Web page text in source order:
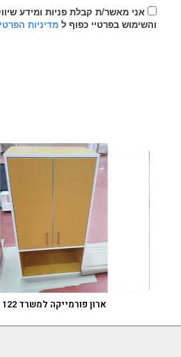
אני מאשר/ת קבלת פניות ומידע
והשימוש בפרטיי כפוף ל מדיניות
ארון פורמייקה למשרד 122